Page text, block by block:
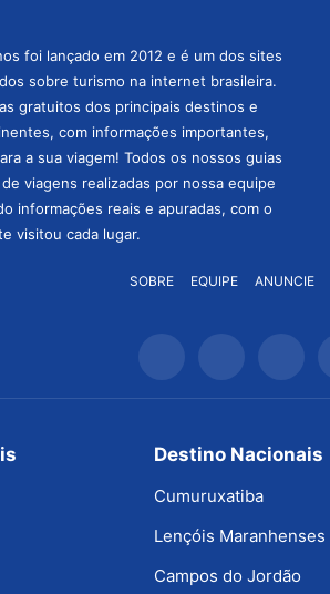
foi lançado em 2012 e é um dos sites
sobre turismo na internet brasileira.
gratuitos dos principais destinos e
com informações importantes,
a sua viagem! Todos os nossos guias
viagens realizadas por nossa equipe
informações reais e apuradas, com o
visitou cada lugar.
SOBRE EQUIPE ANUNCIE
Destino Nacionais
Cumuruxatiba
Lençóis Maranhenses
Campos do Jordão